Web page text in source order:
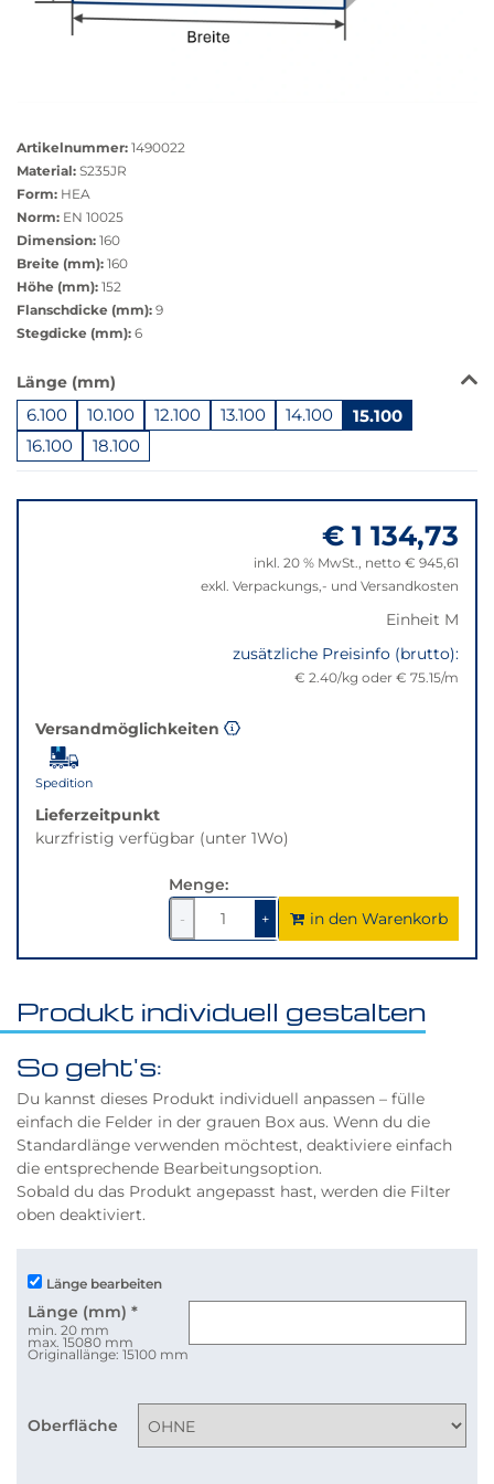
anzeigen
Artikelnummer: 1490022
Material: S235JR
Form: HEA
Norm: EN 10025
Dimension: 160
Breite (mm): 160
Höhe (mm): 152
Flanschdicke (mm): 9
Stegdicke (mm): 6
Das
Produkt
ist
in
dieser
beste
Alternative
der
gewünschten
Variante.
Länge (mm)
6.100 10.100 12.100 13.100 14.100 15.100
16.100 18.100
zu
€ 1 134,73
inkl. 20 % MwSt., netto € 945,61
exkl. Verpackungs,- und Versandkosten
Einheit M
zusätzliche Preisinfo (brutto):
€ 2.40/kg oder € 75.15/m
Versandmöglichkeiten
Spedition
Lieferzeitpunkt
kurzfristig verfügbar (unter 1Wo)
Menge:
-
1
verringern
+1um
1
erhöhen
in den Warenkorb
Produkt individuell gestalten
So geht's:
Du kannst dieses Produkt individuell anpassen – fülle
einfach die Felder in der grauen Box aus. Wenn du die
Standardlänge verwenden möchtest, deaktiviere einfach
die entsprechende Bearbeitungsoption.
Sobald du das Produkt angepasst hast, werden die Filter
oben deaktiviert.
Länge bearbeiten
Länge (mm) *
min. 20 mm
max. 15080 mm
Originallänge: 15100 mm
Oberfläche